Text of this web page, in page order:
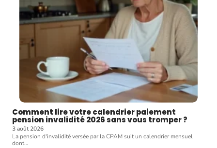
Comment lire votre calendrier paiement
pension invalidité 2026 sans vous tromper ?
3 août 2026
La pension d'invalidité versée par la CPAM suit un calendrier mensuel
dont…